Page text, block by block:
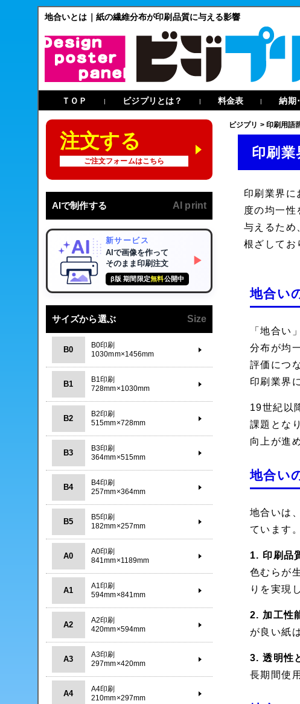
地合いとは｜紙の繊維分布が印刷品質に与える影響
ＴＯＰ | ビジプリとは？ | 料金表 | 納期
ビジプリ > 印刷用語
印刷
印刷業界に
度の均一
与えるため
根ざしてお
地合い
「地合い
分布が均
評価につ
印刷業界
19世紀以
課題とな
向上が進
地合い
地合いは
ています。
1. 印刷品
色むらが
りを実現
2. 加工性
が良い紙
3. 透明性
長期間使
注文する
ご注文フォームはこちら
AIで制作する AI print
新サービス
AIで画像を作って
そのまま印刷注文
β版 期間限定無料公開中
▶
サイズから選ぶ Size
B0
B0印刷
1030mm×1456mm
B1
B1印刷
728mm×1030mm
B2
B2印刷
515mm×728mm
B3
B3印刷
364mm×515mm
B4
B4印刷
257mm×364mm
B5
B5印刷
182mm×257mm
A0
A0印刷
841mm×1189mm
A1
A1印刷
594mm×841mm
A2
A2印刷
420mm×594mm
A3
A3印刷
297mm×420mm
A4
A4印刷
210mm×297mm